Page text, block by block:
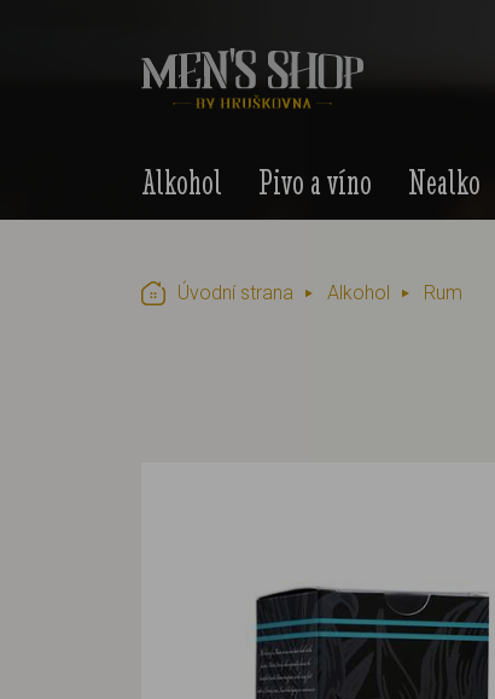
Alkohol Pivo a víno Nealko
Úvodní strana Alkohol Rum